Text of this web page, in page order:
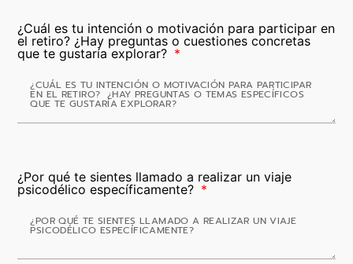
¿Cuál es tu intención o motivación para participar en
el retiro? ¿Hay preguntas o cuestiones concretas
que te gustaría explorar?
¿Por qué te sientes llamado a realizar un viaje
psicodélico específicamente?